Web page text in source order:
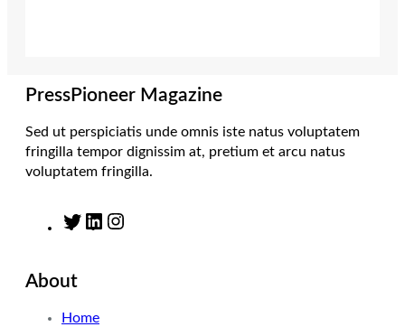
m
PressPioneer Magazine
Sed ut perspiciatis unde omnis iste natus voluptatem
fringilla tempor dignissim at, pretium et arcu natus
voluptatem fringilla.
T
e
L
About
Home